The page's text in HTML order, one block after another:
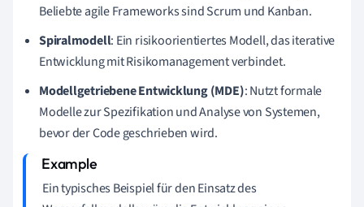
Beliebte agile Frameworks sind Scrum und Kanban.
Spiralmodell: Ein risikoorientiertes Modell, das iterative
Entwicklung mit Risikomanagement verbindet.
Modellgetriebene Entwicklung (MDE): Nutzt formale
Modelle zur Spezifikation und Analyse von Systemen,
bevor der Code geschrieben wird.
Ein typisches Beispiel für den Einsatz des